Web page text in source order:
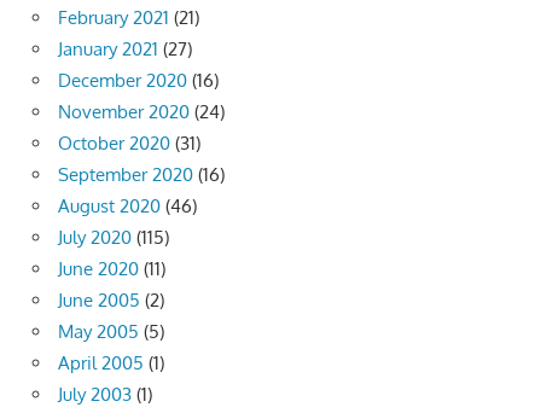
February 2021 (21)
January 2021 (27)
December 2020 (16)
November 2020 (24)
October 2020 (31)
September 2020 (16)
August 2020 (46)
July 2020 (115)
June 2020 (11)
June 2005 (2)
May 2005 (5)
April 2005 (1)
July 2003 (1)